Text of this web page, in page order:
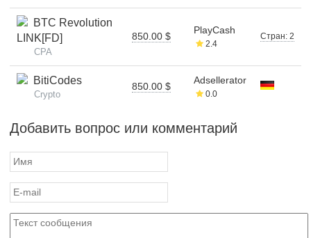
BTC Revolution
LINK[FD]
CPA
850.00 $
PlayCash
2.4
Стран: 2
BitiCodes
Crypto
850.00 $
Adsellerator
0.0
Добавить вопрос или комментарий